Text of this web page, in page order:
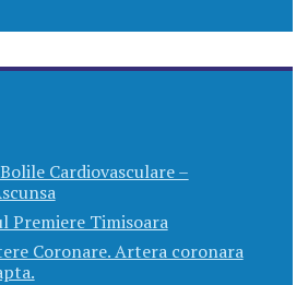
Cardiovasculare –
Premiere Timisoara
Coronare. Artera coronara